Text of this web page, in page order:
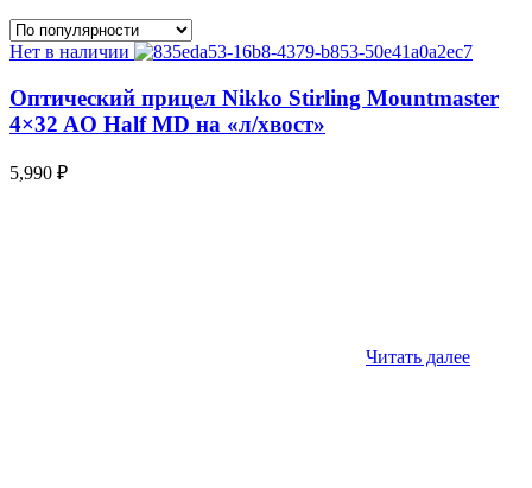
Нет в наличии
Оптический прицел Nikko Stirling Mountmaster
4×32 AO Half MD на «л/хвост»
5,990 ₽
Читать далее